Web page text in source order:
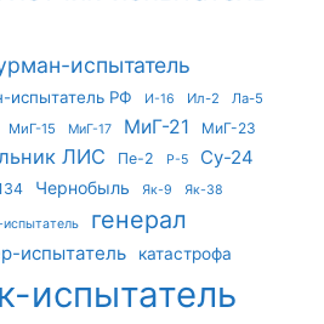
испытатель
испытатель РФ И-16 Ил-2
Ла-5
МиГ-15 МиГ-17 МиГ-21
МиГ-23
ЛИС Пе-2 Р-5 Су-24
Чернобыль Як-9 Як-38
генерал
испытатель катастрофа
испытатель